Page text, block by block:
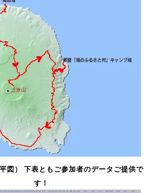
図） 下表ともご参加者のデータご提供で
す！